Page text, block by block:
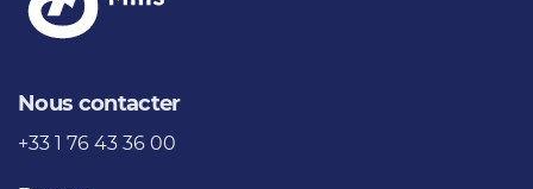
Nous contacter
+33 1 76 43 36 00